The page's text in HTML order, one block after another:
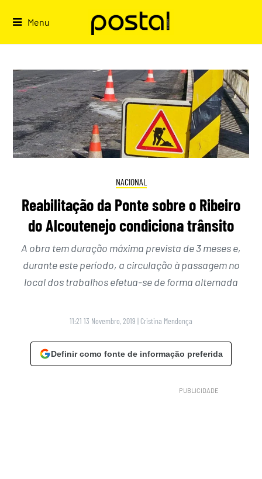
Menu
NACIONAL
Reabilitação da Ponte sobre o Ribeiro
do Alcoutenejo condiciona trânsito
A obra tem duração máxima prevista de 3 meses e,
durante este período, a circulação à passagem no
local dos trabalhos efetua-se de forma alternada
11:21 13 Novembro, 2019 | Cristina Mendonça
Definir como fonte de informação preferida